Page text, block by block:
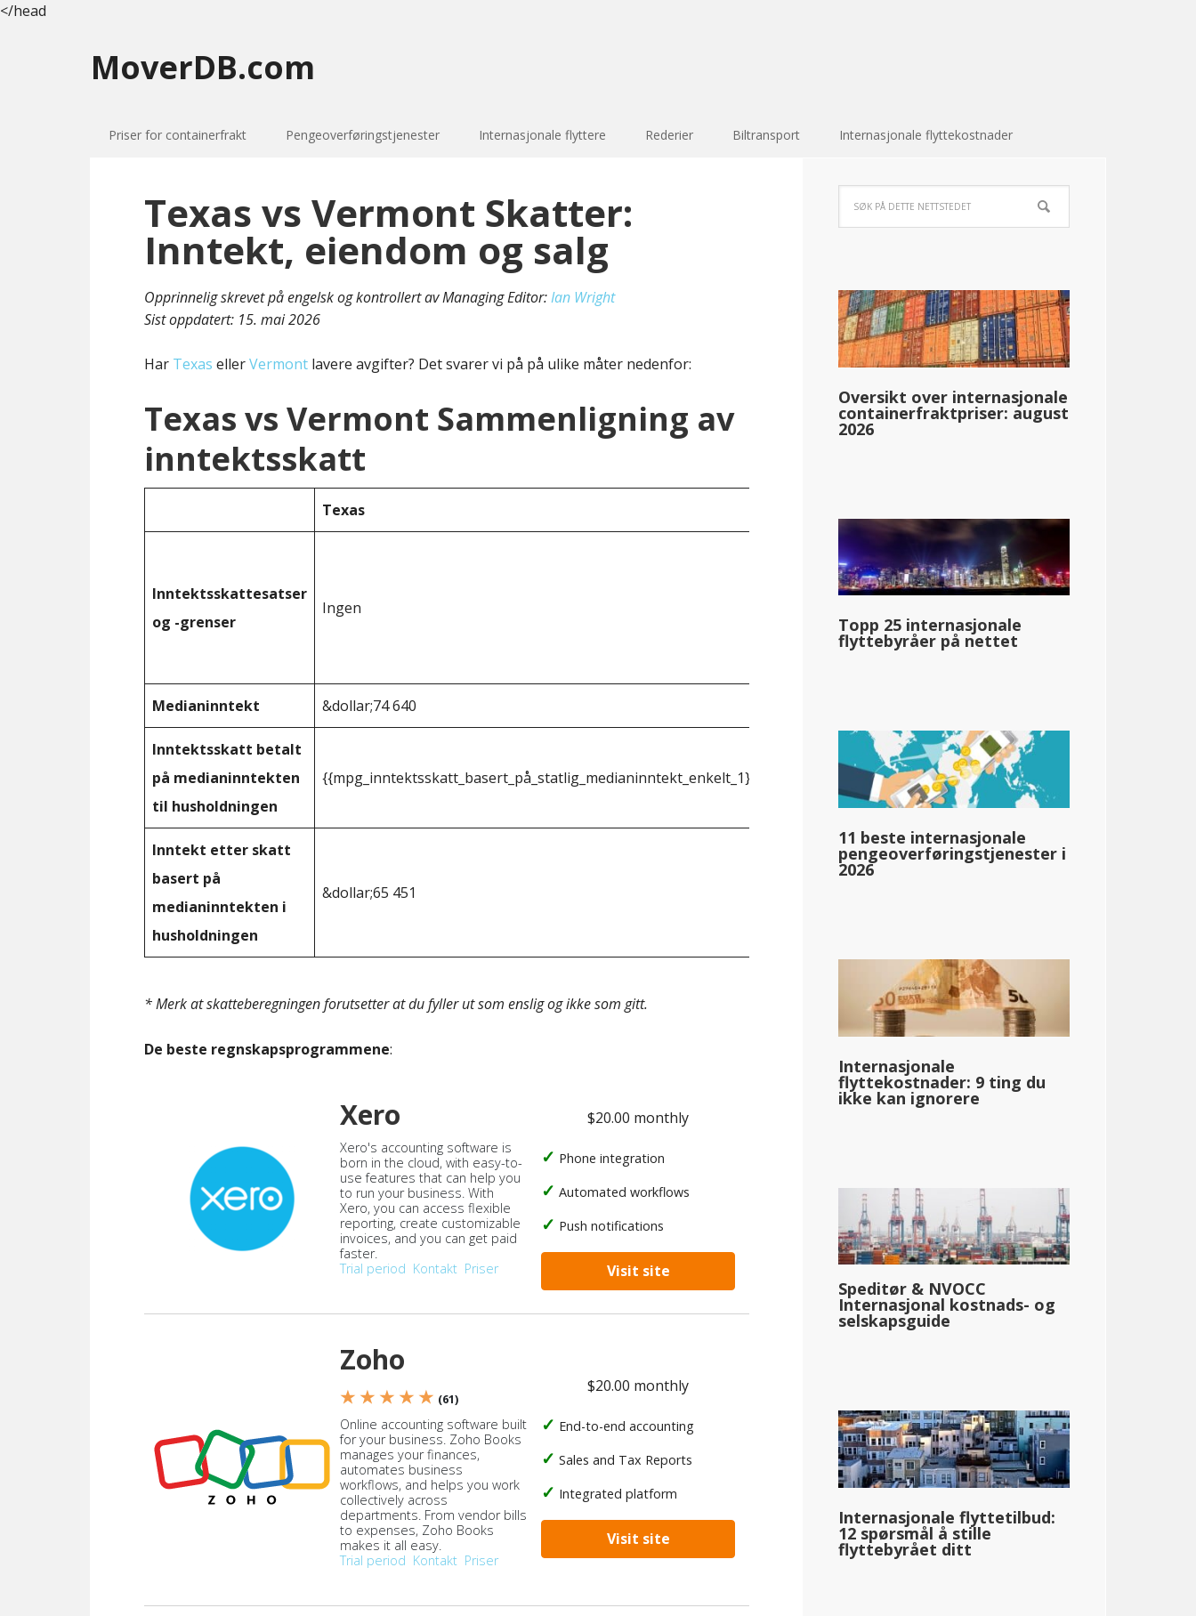
</head
MoverDB.com
Priser for containerfrakt Pengeoverføringstjenester Internasjonale flyttere Rederier Biltransport Internasjonale flyttekostnader
Texas vs Vermont Skatter:
Inntekt, eiendom og salg
Opprinnelig skrevet på engelsk og kontrollert av Managing Editor:Ian Wright
Sist oppdatert: 15. mai 2026
Har Texas ellerVermont lavere avgifter? Det svarer vi på på ulike måter nedenfor:
Texas vs Vermont Sammenligning av
inntektsskatt
Texas
Inntektsskattesatser
og -grenser
Ingen
3.35%: &dollar;0-&dollar;42,150
6.60%: &dollar;42,151-&dollar;102,200
8.75%: &dollar;213.151+
Medianinntekt &dollar;74 640
Inntektsskatt betalt
på medianinntekten
til husholdningen
{{mpg_inntektsskatt_basert_på_statlig_medianinntekt_enkelt_1}}
Inntekt etter skatt
basert på
medianinntekten i
husholdningen
&dollar;65 451
* Merk at skatteberegningen forutsetter at du fyller ut som enslig og ikke som gitt.
De beste regnskapsprogrammene:
Xero
Xero's accounting software is
born in the cloud, with easy-to-
use features that can help you
to run your business. With
Xero, you can access flexible
reporting, create customizable
invoices, and you can get paid
faster.
Trial period Kontakt Priser
$20.00 monthly
Phone integration
Automated workflows
Push notifications
Visit site
Zoho
★ ★ ★ ★ ★ (61)
Online accounting software built
for your business. Zoho Books
manages your finances,
automates business
workflows, and helps you work
collectively across
departments. From vendor bills
to expenses, Zoho Books
makes it all easy.
Trial period Kontakt Priser
$20.00 monthly
End-to-end accounting
Sales and Tax Reports
Integrated platform
Visit site
Oversikt over internasjonale
containerfraktpriser: august
2026
Topp 25 internasjonale
flyttebyråer på nettet
11 beste internasjonale
pengeoverføringstjenester i
2026
Internasjonale
flyttekostnader: 9 ting du
ikke kan ignorere
Speditør & NVOCC
Internasjonal kostnads- og
selskapsguide
Internasjonale flyttetilbud:
12 spørsmål å stille
flyttebyrået ditt